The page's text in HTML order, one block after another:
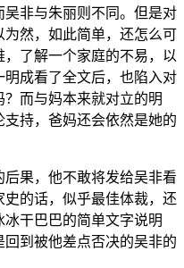
非与朱丽则不同。但是对
然，如此简单，还怎么可
了解一个家庭的不易，以
成看了全文后，也陷入对
而与妈本来就对立的明
持，爸妈还会依然是她的
果，他不敢将发给吴非看
的话，似乎最佳体裁，还
干巴巴的简单文字说明
到被他差点否决的吴非的